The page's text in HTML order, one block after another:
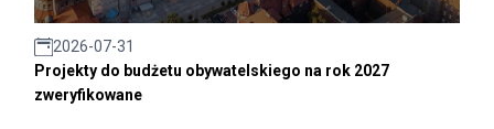
2026-07-31
Projekty do budżetu obywatelskiego na rok 2027
zweryfikowane